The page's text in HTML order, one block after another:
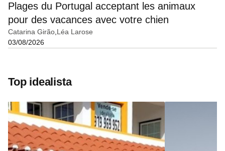
Plages du Portugal acceptant les animaux
pour des vacances avec votre chien
Catarina Girão Léa Larose
03/08/2026
Top idealista